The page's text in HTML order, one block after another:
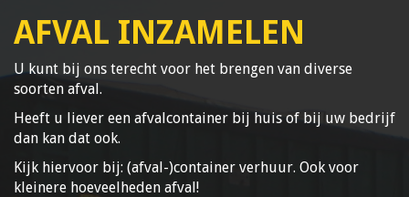
AFVAL INZAMELEN
U kunt bij ons terecht voor het brengen van diverse
soorten afval.
Heeft u liever een afvalcontainer bij huis of bij uw bedrijf
dan kan dat ook.
Kijk hiervoor bij: (afval-)container verhuur. Ook voor
kleinere hoeveelheden afval!